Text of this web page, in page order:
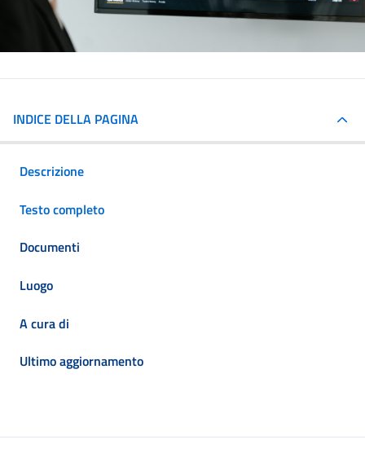
INDICE DELLA PAGINA
Descrizione
Testo completo
Documenti
Luogo
A cura di
Ultimo aggiornamento